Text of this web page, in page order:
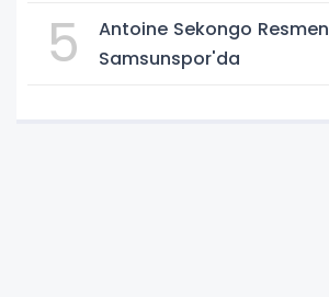
5
Antoine Sekongo Resmen
Samsunspor'da